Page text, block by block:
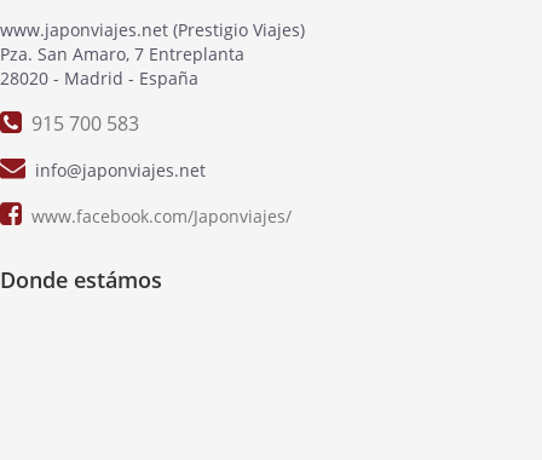
www.japonviajes.net (Prestigio Viajes)
Pza. San Amaro, 7 Entreplanta
28020 - Madrid - España
915 700 583
info@japonviajes.net
www.facebook.com/Japonviajes/
Donde estámos